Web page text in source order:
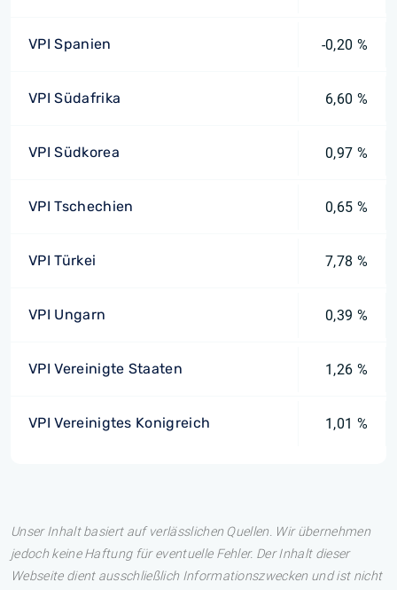
VPI Spanien -0,20 %
VPI Südafrika 6,60 %
VPI Südkorea 0,97 %
VPI Tschechien 0,65 %
VPI Türkei 7,78 %
VPI Ungarn 0,39 %
VPI Vereinigte Staaten 1,26 %
VPI Vereinigtes Konigreich 1,01 %
Unser Inhalt basiert auf verlässlichen Quellen. Wir übernehmen
jedoch keine Haftung für eventuelle Fehler. Der Inhalt dieser
Webseite dient ausschließlich Informationszwecken und ist nicht